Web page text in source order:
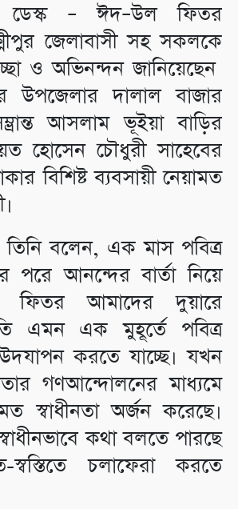
ডেস্ক – ঈদ–উল ফিতর
জেলাবাসী সহ সকলকে
ও অভিনন্দন জানিয়েছেন
উপজেলার দালাল বাজার
আসলাম ভূইয়া বাড়ির
হোসেন চৌধুরী সাহেবের
বিশিষ্ট ব্যবসায়ী নেয়ামত
বলেন, এক মাস পবিত্র
পরে আনন্দের বার্তা নিয়ে
ফিতর আমাদের দুয়ারে
এমন এক মুহূর্তে পবিত্র
করতে যাচ্ছে। যখন
গণআন্দোলনের মাধ্যমে
মত স্বাধীনতা অর্জন করেছে।
কথা বলতে পারছে
স্বস্তিতে চলাফেরা করতে